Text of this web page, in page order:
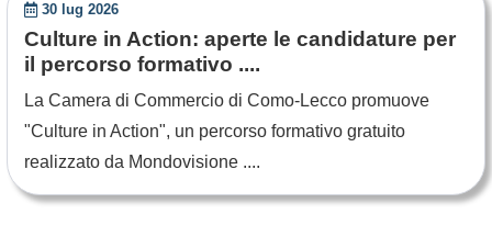
30 lug 2026
Culture in Action: aperte le candidature per
il percorso formativo ....
La Camera di Commercio di Como-Lecco promuove
"Culture in Action", un percorso formativo gratuito
realizzato da Mondovisione ....